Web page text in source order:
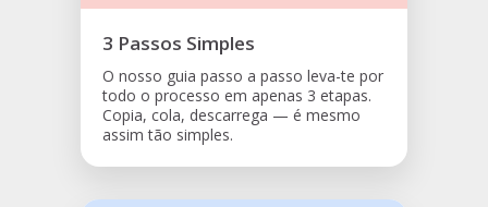
3 Passos Simples
O nosso guia passo a passo leva-te por
todo o processo em apenas 3 etapas.
Copia, cola, descarrega — é mesmo
assim tão simples.